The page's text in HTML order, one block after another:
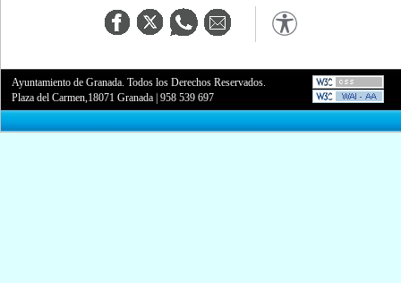
Ayuntamiento de Granada. Todos los Derechos Reservados.
Plaza del Carmen,18071 Granada |958 539 697